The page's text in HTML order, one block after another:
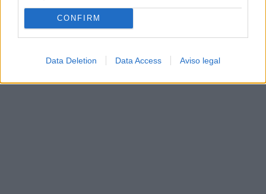
CONFIRM
Data Deletion Data Access Aviso legal